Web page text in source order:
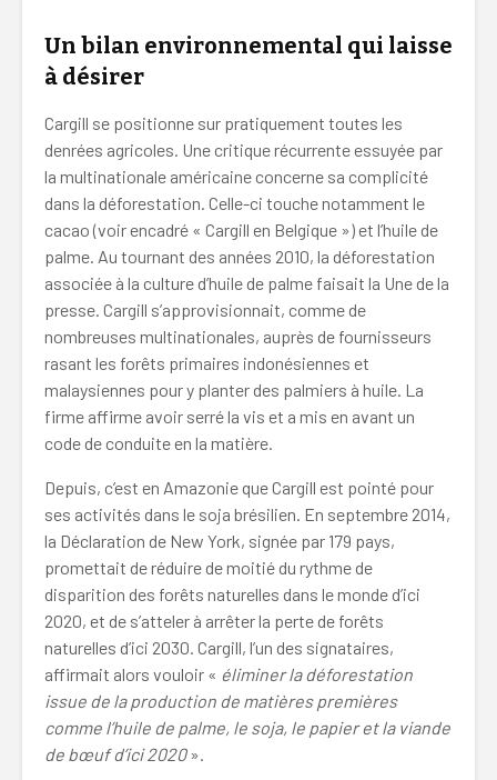
Un bilan environnemental qui laisse
à désirer
Cargill se positionne sur pratiquement toutes les
denrées agricoles. Une critique récurrente essuyée par
la multinationale américaine concerne sa complicité
dans la déforestation. Celle-ci touche notamment le
cacao (voir encadré « Cargill en Belgique ») et l’huile de
palme. Au tournant des années 2010, la déforestation
associée à la culture d’huile de palme faisait la Une de la
presse. Cargill s’approvisionnait, comme de
nombreuses multinationales, auprès de fournisseurs
rasant les forêts primaires indonésiennes et
malaysiennes pour y planter des palmiers à huile. La
firme affirme avoir serré la vis et a mis en avant un
code de conduite en la matière.
Depuis, c’est en Amazonie que Cargill est pointé pour
ses activités dans le soja brésilien. En septembre 2014,
la Déclaration de New York, signée par 179 pays,
promettait de réduire de moitié du rythme de
disparition des forêts naturelles dans le monde d’ici
2020, et de s’atteler à arrêter la perte de forêts
naturelles d’ici 2030. Cargill, l’un des signataires,
affirmait alors vouloir « éliminer la déforestation
issue de la production de matières premières
comme l’huile de palme, le soja, le papier et la viande
de bœuf d’ici 2020 ».